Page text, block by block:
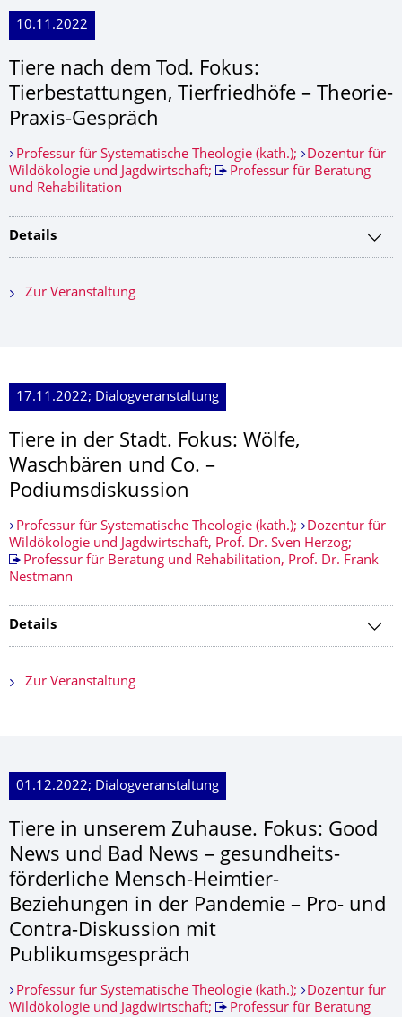
10.11.2022
Tiere nach dem Tod. Fokus:
Tierbestattungen, Tierfriedhöfe – Theorie-
Praxis-Gespräch
Professur für Systematische Theologie (kath.);
Dozentur für
Wildökologie und Jagdwirtschaft;
Professur für Beratung
und Rehabilitation
Details
Zur Veranstaltung
17.11.2022; Dialogveranstaltung
Tiere in der Stadt. Fokus: Wölfe,
Waschbären und Co. –
Podiumsdiskussion
Professur für Systematische Theologie (kath.);
Dozentur für
Wildökologie und Jagdwirtschaft, Prof. Dr. Sven Herzog;
Professur für Beratung und Rehabilitation, Prof. Dr. Frank
Nestmann
Details
Zur Veranstaltung
01.12.2022; Dialogveranstaltung
Tiere in unserem Zuhause. Fokus: Good
News und Bad News – gesundheits-
förderliche Mensch-Heimtier-
Beziehungen in der Pandemie – Pro- und
Contra-Diskussion mit
Publikumsgespräch
Professur für Systematische Theologie (kath.);
Dozentur für
Wildökologie und Jagdwirtschaft;
Professur für Beratung